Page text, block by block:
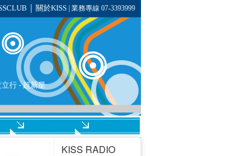
關於KISS| 業務專線 07-3393999
立行- 超新星